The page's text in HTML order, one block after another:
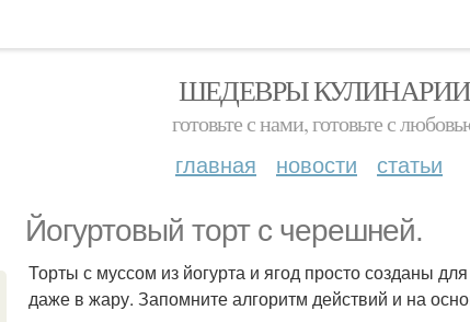
ШЕДЕВРЫ КУЛИНАРИИ
готовьте с нами, готовьте с
главная новости статьи
Йогуртовый торт с черешней.
Торты с муссом из йогурта и ягод просто созданы
даже в жару. Запомните алгоритм действий и на